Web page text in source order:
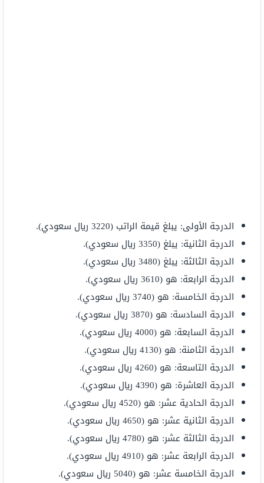
الدرجة الأولى: يبلغ قيمة الراتب (3220 ريال سعودي).
الدرجة الثانية: يبلغ (3350 ريال سعودي).
الدرجة الثالثة: يبلغ (3480 ريال سعودي).
الدرجة الرابعة: هو (3610 ريال سعودي).
الدرجة الخامسة: هو (3740 ريال سعودي).
الدرجة السادسة: هو (3870 ريال سعودي).
الدرجة السابعة: هو (4000 ريال سعودي).
الدرجة الثامنة: هو (4130 ريال سعودي).
الدرجة التاسعة: هو (4260 ريال سعودي).
الدرجة العاشرة: هو (4390 ريال سعودي).
الدرجة الحادية عشر: هو (4520 ريال سعودي).
الدرجة الثانية عشر: هو (4650 ريال سعودي).
الدرجة الثالثة عشر: هو (4780 ريال سعودي).
الدرجة الرابعة عشر: هو (4910 ريال سعودي).
الدرجة الخامسة عشر: هو (5040 ريال سعودي).